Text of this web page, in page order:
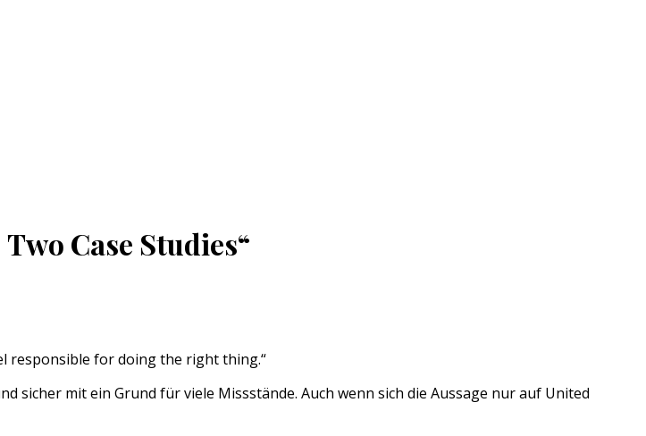
Case Studies“
responsible for doing the right thing.“
sicher mit ein Grund für viele Missstände. Auch wenn sich die Aussage nur auf United